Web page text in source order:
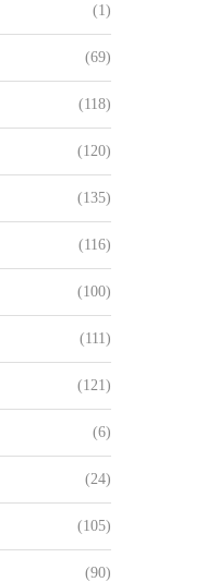
(1)
(69)
(118)
(120)
(135)
(116)
(100)
(111)
(121)
(6)
(24)
(105)
(90)